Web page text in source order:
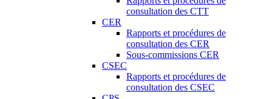
consultation des CTT
CER
Rapports et procédures de
consultation des CER
Sous-commissions CER
CSEC
Rapports et procédures de
consultation des CSEC